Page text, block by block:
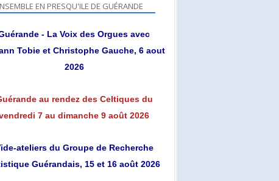
EN PRESQU'ILE DE GUÉRANDE
- La Voix des Orgues avec
Tobie et Christophe Gauche, 6 aout
2026
au rendez des Celtiques du
7 au dimanche 9 août 2026
ateliers du Groupe de Recherche
Guérandais, 15 et 16 août 2026